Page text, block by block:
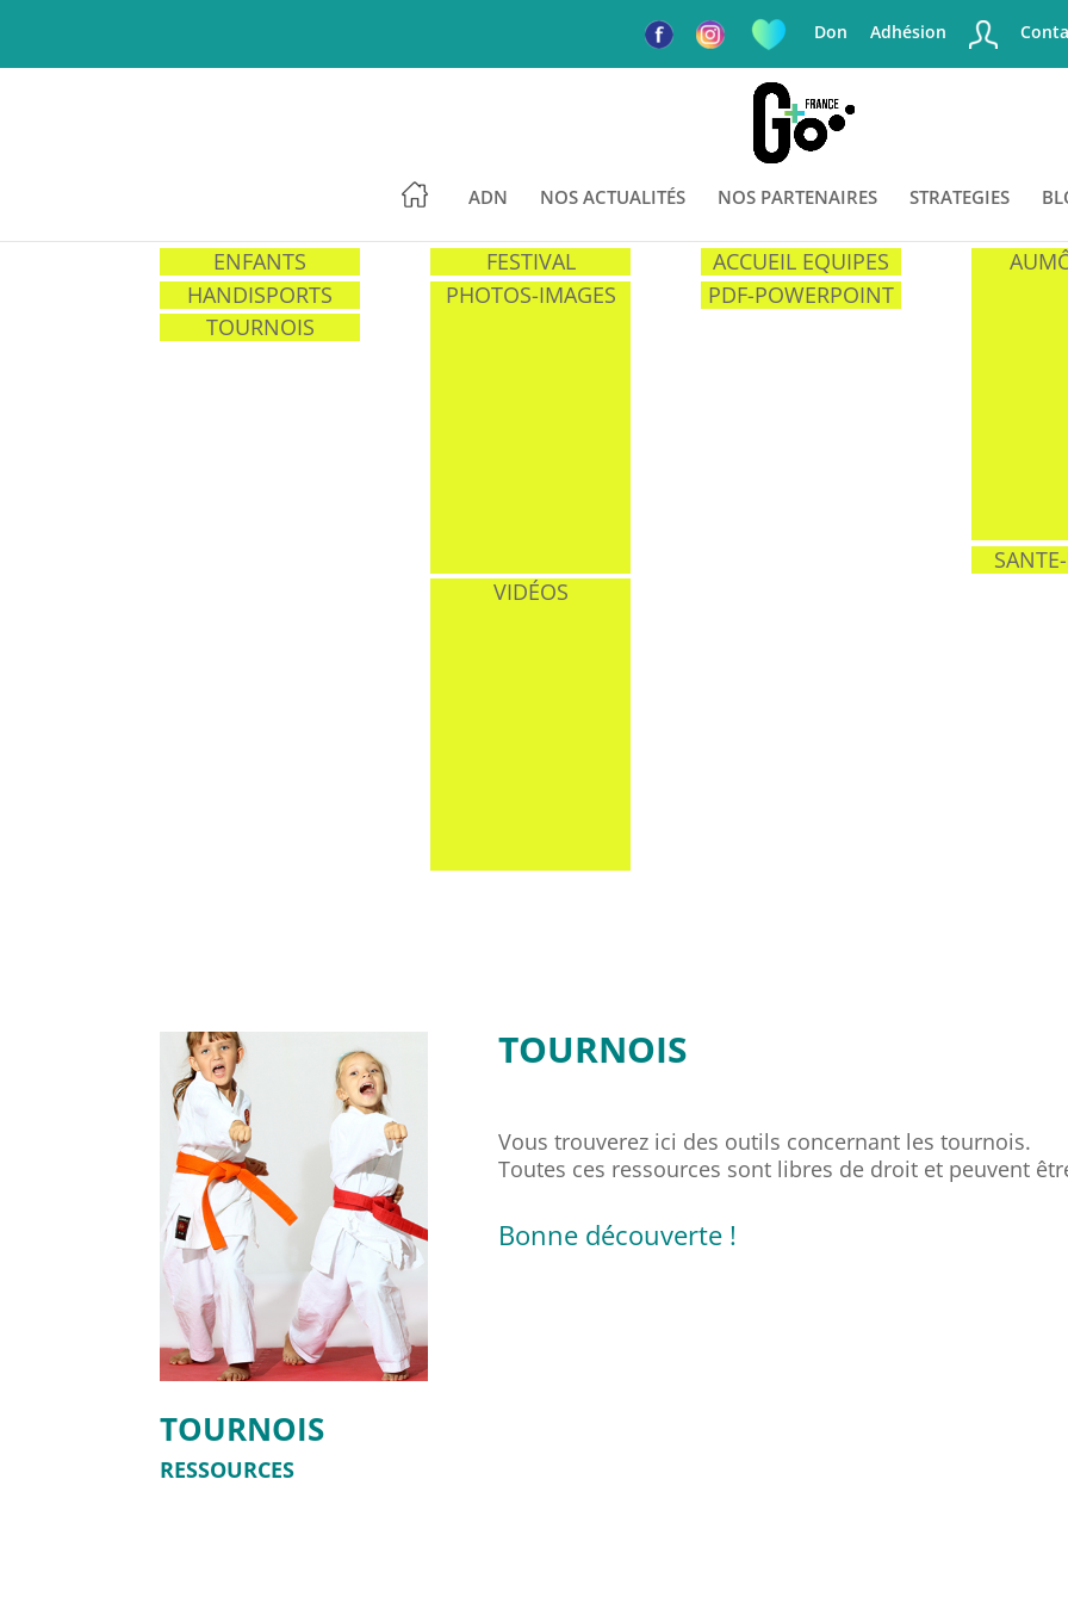
Don Adhésion
ADN NOS ACTUALITÉS NOS PARTENAIRES STRATEGIES
ENFANTS
HANDISPORTS
TOURNOIS
FESTIVAL
PHOTOS-IMAGES
VIDÉOS
ACCUEIL EQUIPES
PDF-POWERPOINT
TOURNOIS
Vous trouverez ici des outils concernant les tournois.
Toutes ces ressources sont libres de droit et peuvent
Bonne découverte !
TOURNOIS
RESSOURCES